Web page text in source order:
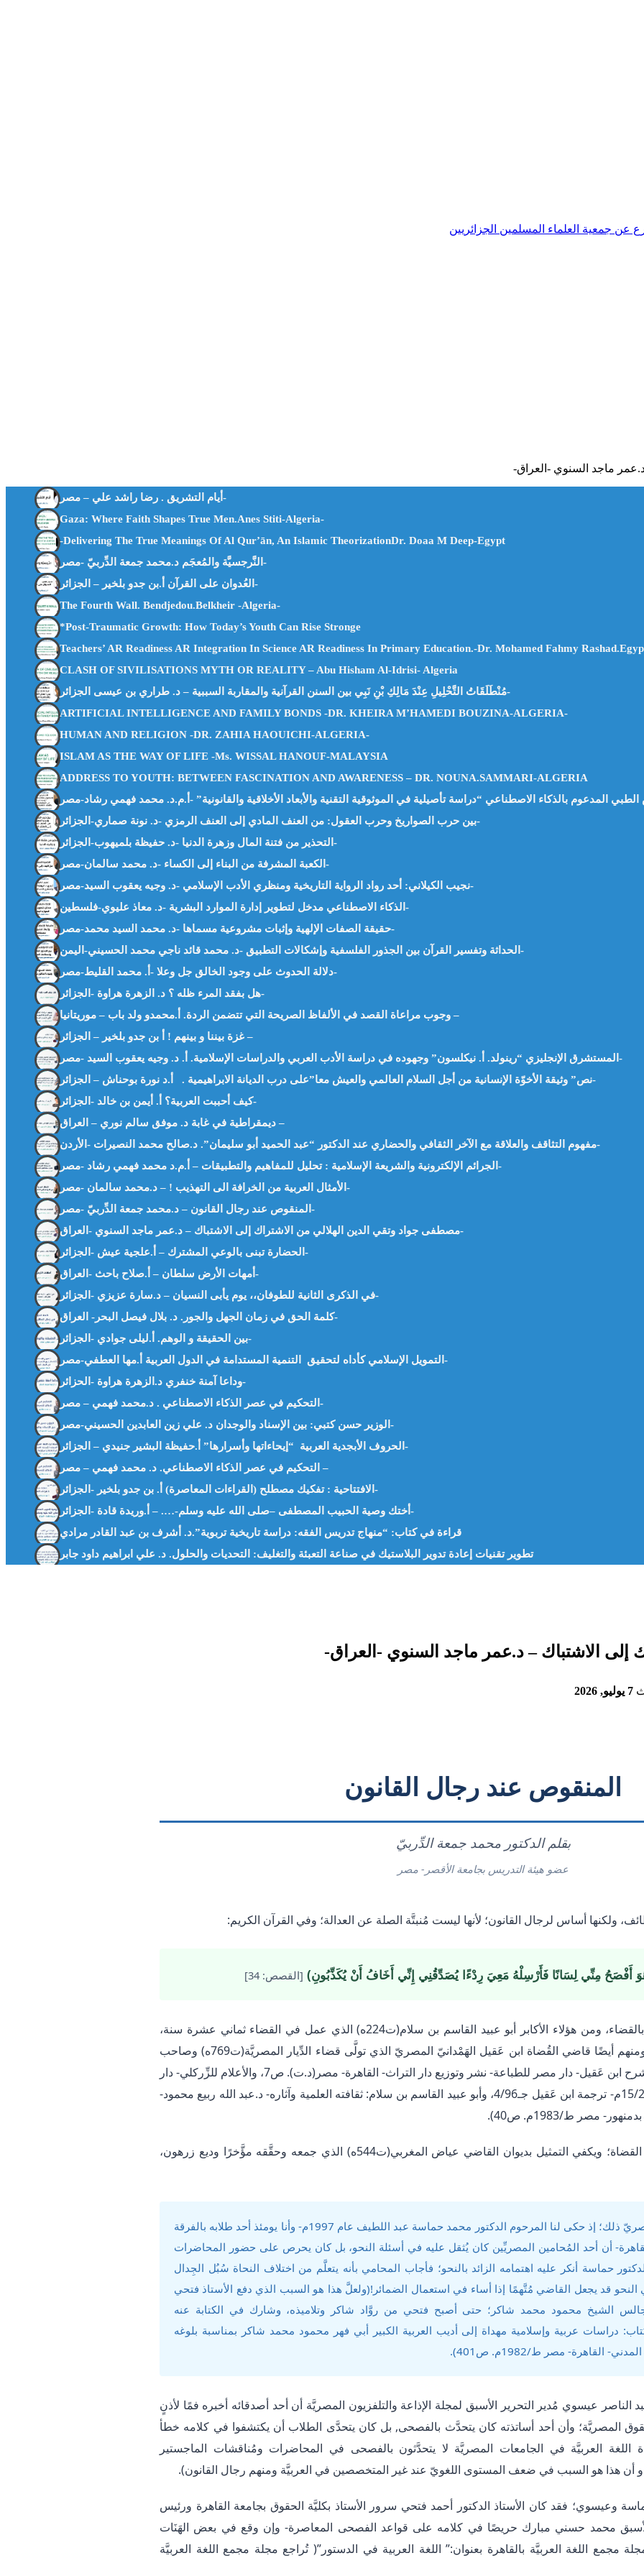
عن جمعية العلماء المسلمين الجزائريين
ماجد السنوي -العراق-
أيام التشريق . رضا راشد علي – مصر-
Gaza: Where Faith Shapes True Men.Anes Stiti-Algeria-
-Delivering The True Meanings Of Al Qur’ān, An Islamic TheorizationDr. Doaa M Deep-Egypt
النَّرجسيَّة والمُعجَم د.محمد جمعة الدِّربيّ -مصر-
العُدوان على القرآن أ.بن جدو بلخير – الجزائر-
The Fourth Wall. Bendjedou.belkheir -algeria-
*Post-Traumatic Growth: How Today’s Youth Can Rise Stronge
Teachers’ AR Readiness AR Integration In Science AR Readiness In Primary Education.-Dr. Mohamed Fahmy
CLASH OF SIVILISATIONS MYTH OR REALITY – Abu Hisham Al-Idrisi- Algeria
مُنْطَلَقَاتُ التَّحْلِيلِ عِنْدَ مَالِكِ بْنِ نَبِي بين السنن القرآنية والمقاربة السببية – د. طراري بن عيسى الجزائر-
ARTIFICIAL INTELLIGENCE AND FAMILY BONDS -DR. KHEIRA M’HAMEDI BOUZINA-ALGERIA-
HUMAN AND RELIGION -DR. ZAHIA HAOUICHI-ALGERIA-
ISLAM AS THE WAY OF LIFE -Ms. WISSAL HANOUF-MALAYSIA
ADDRESS TO YOUTH: BETWEEN FASCINATION AND AWARENESS – DR. NOUNA.SAMMARI-ALGERIA
بين حرب الصواريخ وحرب العقول: من العنف المادي إلى العنف الرمزي -د. نونة صماري-الجزائر-
التحذير من فتنة المال وزهرة الدنيا -د. حفيظة بلميهوب-الجزائر-
الكعبة المشرفة من البناء إلى الكساء -د. محمد سالمان-مصر-
نجيب الكيلاني: أحد رواد الرواية التاريخية ومنظري الأدب الإسلامي -د. وجيه يعقوب السيد-مصر-
الذكاء الاصطناعي مدخل لتطوير إدارة الموارد البشرية -د. معاذ عليوي-فلسطين-
حقيقة الصفات الإلهية وإثبات مشروعية مسماها -د. محمد السيد محمد-مصر-
الحداثة وتفسير القرآن بين الجذور الفلسفية وإشكالات التطبيق -د. محمد قائد ناجي محمد الحسيني-اليمن-
دلالة الحدوث على وجود الخالق جل وعلا -أ. محمد القليط-مصر-
هل بفقد المرء ظله ؟ د. الزهرة هراوة -الجزائر-
وجوب مراعاة القصد في الألفاظ الصريحة التي تتضمن الردة. أ.محمدو ولد باب – موريتانيا –
غزة بيننا و بينهم ! أ بن جدو بلخير – الجزائر –
المستشرق الإنجليزي “رينولد. أ. نيكلسون” وجهوده في دراسة الأدب العربي والدراسات الإسلامية. أ. د. وجيه يعقوب السيد -مصر-
نص” وثيقة الأخوّة الإنسانية من أجل السلام العالمي والعيش معا”على درب الديانة الابراهيمية . أ.د نورة بوحناش – الجزائر-
كيف أحببت العربية؟ أ. أيمن بن خالد -الجزائر-
ديمقراطية في غابة د. موفق سالم نوري – العراق –
مفهوم التثاقف والعلاقة مع الآخر الثقافي والحضاري عند الدكتور “عبد الحميد أبو سليمان”. د.صالح محمد النصيرات -الأردن-
الجرائم الإلكترونية والشريعة الإسلامية : تحليل للمفاهيم والتطبيقات – أ.م.د محمد فهمي رشاد -مصر-
الأمثال العربية من الخرافة الى التهذيب ! – د.محمد سالمان -مصر-
المنقوص عند رجال القانون – د.محمد جمعة الدِّربيّ -مصر-
مصطفى جواد وتقي الدين الهلالي من الاشتراك إلى الاشتباك – د.عمر ماجد السنوي -العراق-
الحضارة تبنى بالوعي المشترك – أ.علجية عيش -الجزائر-
أمهات الأرض سلطان – أ.صلاح باحث -العراق-
في الذكرى الثانية للطوفان،، يوم يأبى النسيان – د.سارة عزيزي -الجزائر-
كلمة الحق في زمان الجهل والجور. د. بلال فيصل البحر- العراق-
بين الحقيقة و الوهم. أ.ليلى جوادي -الجزائر-
التمويل الإسلامي كأداه لتحقيق التنمية المستدامة في الدول العربية أ.مها العطفي-مصر-
وداعا آمنة خنفري د.الزهرة هراوة -الحزائر-
التحكيم في عصر الذكاء الاصطناعي . د.محمد فهمي – مصر-
الوزير حسن كتبي: بين الإسناد والوجدان د. علي زين العابدين الحسيني-مصر-
الحروف الأبجدية العربية “إيحاءاتها وأسرارها” أ.حفيظة البشير جنيدي – الجزائر-
التحكيم في عصر الذكاء الاصطناعي. د. محمد فهمي – مصر –
الافتتاحية : تفكيك مصطلح (القراءات المعاصرة) أ. بن جدو بلخير -الجزائر-
أختك وصية الحبيب المصطفى –صلى الله عليه وسلم-…. – أ.وريدة قادة -الجزائر-
قراءة في كتاب: “منهاج تدريس الفقه: دراسة تاريخية تربوية”.د. أشرف بن عبد القادر مرادي
تطوير تقنيات إعادة تدوير البلاستيك في صناعة التعبئة والتغليف: التحديات والحلول. د. علي ابراهيم داود جابر
الاشتباك – د.عمر ماجد السنوي -العراق-
7 يوليو, 2026
المنقوص عند رجال القانون
بقلم الدكتور محمد جمعة الدِّربيّ
عضو هيئة التدريس بجامعة الأقصر- مصر
ولكنها أساس لرجال القانون؛ لأنها ليست مُنبتَّة الصلة عن العدالة؛ وفي القرآن الكريم:
أَفْصَحُ مِنِّي لِسَانًا فَأَرْسِلْهُ مَعِيَ رِدْءًا يُصَدِّقُنِي إِنِّي أَخَافُ أَنْ يُكَذِّبُونِ) [القصص: 34]
وقديمًا اشتغل بعض علماء العربيَّة بالقضاء، ومن هؤلاء الأكابر أبو عبيد القاسم بن سلام(ت224ه) الذي عمل في القضاء ثماني عشرة سنة،
وألَّف كتابًا بعنوان:” أدب القاضي”! ومنهم أيضًا قاضي القُضاة ابن عَقيل الهَمْدانيّ المصريّ الذي تولَّى قضاء الدِّيار المصريَّة(ت769ه) وصاحب
أشهر شروح ألفيَّة ابن مالك(يُراجع: شرح ابن عَقيل- دار مصر للطباعة- نشر وتوزيع دار التراث- القاهرة- مصر(د.ت). ص7، والأعلام للزِّركلي- دار
العلم للملايين- بيروت- لبنان ط15/2002م- ترجمة ابن عَقيل جـ4/96، وأبو عبيد القاسم بن سلام: ثقافته العلمية وآثاره- د.عبد الله ربيع محمود-
مصر ط/1983م. ص40).
وفي المكتبة العربيَّة دواوين لبعض القضاة؛ ويكفي التمثيل بديوان القاضي عياض المغربي(ت544ه) الذي جمعه وحقَّقه مؤَّخرًا وديع زرهون،
وقد أدرك أكابر رجال القانون المصريّ ذلك؛ إذ حكى لنا المرحوم الدكتور محمد حماسة عبد اللطيف عام 1997م- وأنا يومئذ أحد طلابه بالفرقة
القاهرة- أن أحد المُحامين المصريِّين كان يُثقل عليه في أسئلة النحو، بل كان يحرص على حضور المحاضرات
حماسة أنكر عليه اهتمامه الزائد بالنحو؛ فأجاب المحامي بأنه يتعلَّم من اختلاف النحاة سُبُل الجِدال
قد يجعل القاضي مُتَّهمًا إذا أساء في استعمال الضمائر!(ولعلَّ هذا هو السبب الذي دفع الأستاذ فتحي
الشيخ محمود محمد شاكر؛ حتى أصبح فتحي من روَّاد شاكر وتلاميذه، وشارك في الكتابة عنه
دراسات عربية وإسلامية مهداة إلى أديب العربية الكبير أبي فهر محمود محمد شاكر بمناسبة بلوغه
القاهرة- مصر ط/1982م. ص401).
عيسوي مُدير التحرير الأسبق لمجلة الإذاعة والتلفزيون المصريَّة أن أحد أصدقائه أخبره فمًا لأذنٍ
المصريَّة؛ وأن أحد أساتذته كان يتحدَّث بالفصحى, بل كان يتحدَّى الطلاب أن يكتشفوا في كلامه خطأ
اللغة العربيَّة في الجامعات المصريَّة لا يتحدَّثون بالفصحى في المحاضرات ومُناقشات الماجستير
أن هذا هو السبب في ضعف المستوى اللغويّ عند غير المتخصصين في العربيَّة ومنهم رجال القانون).
وعيسوي؛ فقد كان الأستاذ الدكتور أحمد فتحي سرور الأستاذ بكليَّة الحقوق بجامعة القاهرة ورئيس
محمد حسني مبارك حريصًا في كلامه على قواعد الفصحى المعاصرة- وإن وقع في بعض الهَنَات
مجمع اللغة العربيَّة بالقاهرة بعنوان:” اللغة العربية في الدستور”( تُراجع مجلة مجمع اللغة العربيَّة